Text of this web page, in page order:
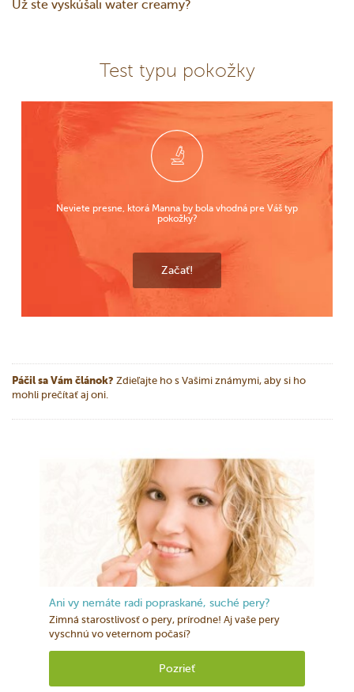
Už ste vyskúšali water creamy?
Test typu pokožky
Neviete presne, ktorá Manna by bola vhodná pre Váš typ
pokožky?
Začať!
Páčil sa Vám článok? Zdieľajte ho s Vašimi známymi, aby si ho
mohli prečítať aj oni.
Ani vy nemáte radi popraskané, suché pery?
Zimná starostlivosť o pery, prírodne! Aj vaše pery
vyschnú vo veternom počasí?
Pozrieť